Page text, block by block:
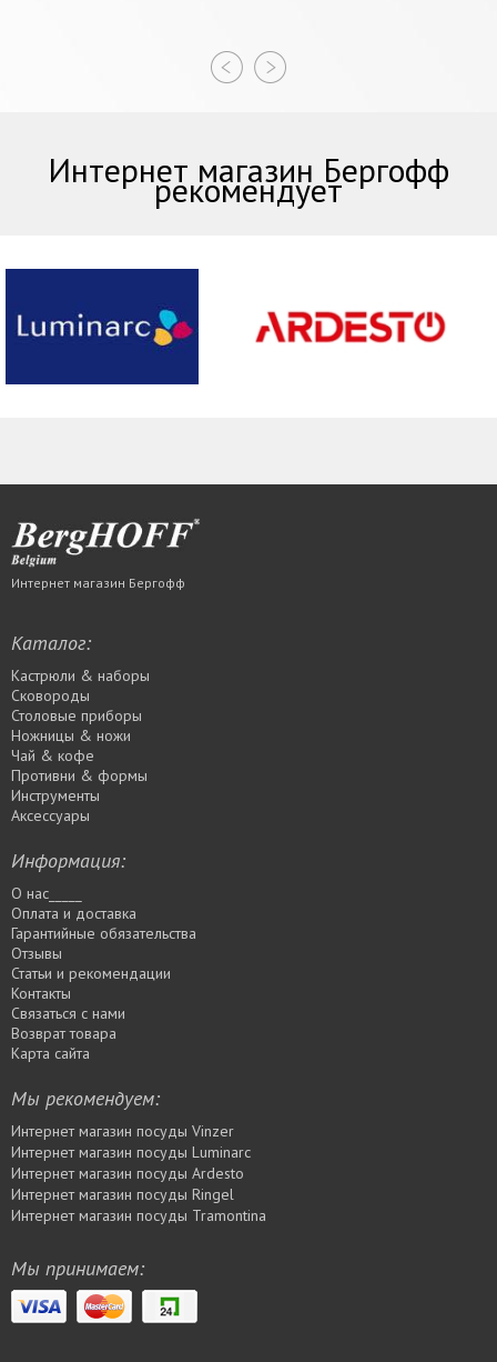
Интернет магазин Бергофф
рекомендует
Интернет магазин Бергофф
Каталог:
Кастрюли & наборы
Сковороды
Столовые приборы
Ножницы & ножи
Чай & кофе
Противни & формы
Инструменты
Аксессуары
Информация:
О нас_____
Оплата и доставка
Гарантийные обязательства
Отзывы
Статьи и рекомендации
Контакты
Связаться с нами
Возврат товара
Карта сайта
Мы рекомендуем:
Интернет магазин посуды Vinzer
Интернет магазин посуды Luminarc
Интернет магазин посуды Ardesto
Интернет магазин посуды Rіngel
Интернет магазин посуды Tramontina
Мы принимаем: